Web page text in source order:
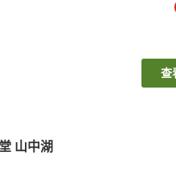
查
山中湖